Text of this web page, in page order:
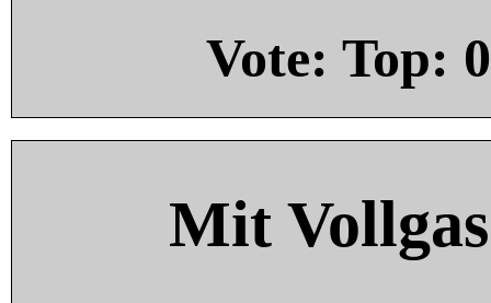
Vote: Top: 0
Mit